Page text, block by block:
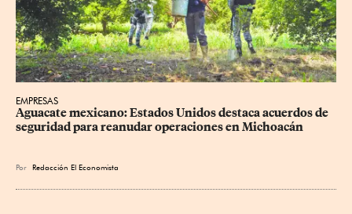
EMPRESAS
Aguacate mexicano: Estados Unidos destaca acuerdos de
seguridad para reanudar operaciones en Michoacán
Por Redacción El Economista